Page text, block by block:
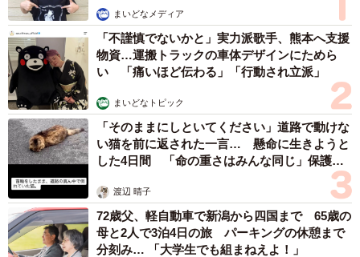
まいどなメディア
「不謹慎でないかと」実力派歌手、熊本へ支援
物資…運搬トラックの車体デザインにためら
い 「痛いほど伝わる」「行動され立派」
まいどなトピック
「そのままにしといてください」道路で動けな
い猫を前に返された一言… 懸命に生きようと
した4日間 「命の重さはみんな同じ」保護団
渡辺 晴子
72歳父、軽自動車で新潟から四国まで 65歳の
母と2人で3泊4日の旅 パーキングの休憩まで
分刻み… 「大学生でも組まねえよ！」